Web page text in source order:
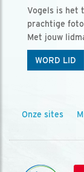
Vogels is het
prachtige
Met jouw
WORD LID
Onze sites